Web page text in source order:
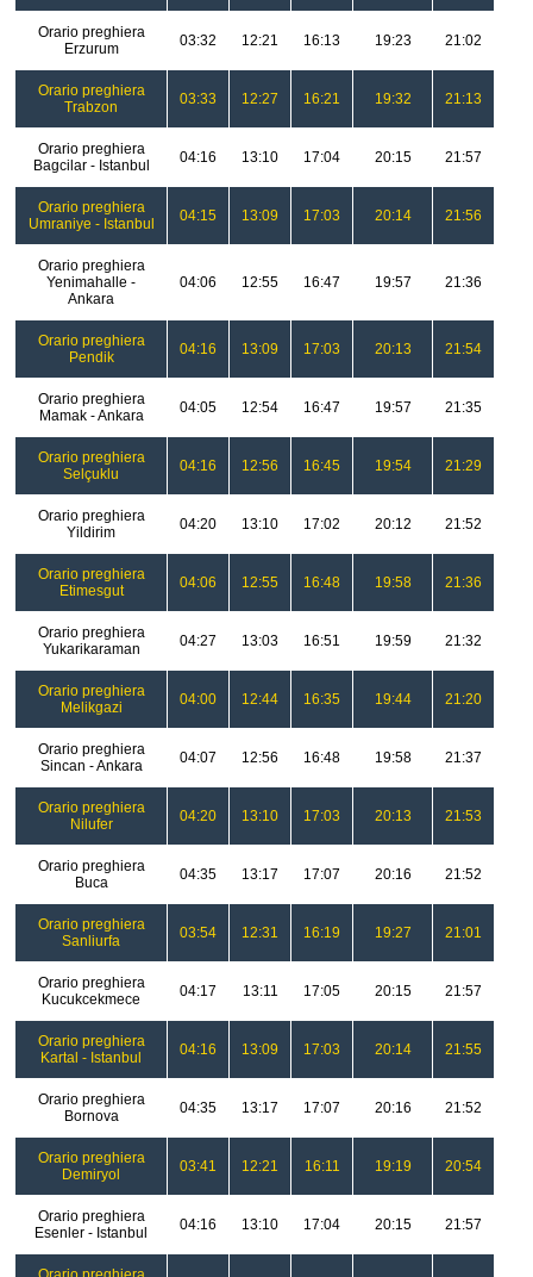
Orario preghiera
Erzurum
03:32 12:21 16:13 19:23 21:02
Orario preghiera
Trabzon
03:33 12:27 16:21 19:32 21:13
Orario preghiera
Bagcilar - Istanbul
04:16 13:10 17:04 20:15 21:57
Orario preghiera
Umraniye - Istanbul
04:15 13:09 17:03 20:14 21:56
Orario preghiera
Yenimahalle -
Ankara
04:06 12:55 16:47 19:57 21:36
Orario preghiera
Pendik
04:16 13:09 17:03 20:13 21:54
Orario preghiera
Mamak - Ankara
04:05 12:54 16:47 19:57 21:35
Orario preghiera
Selçuklu
04:16 12:56 16:45 19:54 21:29
Orario preghiera
Yildirim
04:20 13:10 17:02 20:12 21:52
Orario preghiera
Etimesgut
04:06 12:55 16:48 19:58 21:36
Orario preghiera
Yukarikaraman
04:27 13:03 16:51 19:59 21:32
Orario preghiera
Melikgazi
04:00 12:44 16:35 19:44 21:20
Orario preghiera
Sincan - Ankara
04:07 12:56 16:48 19:58 21:37
Orario preghiera
Nilufer
04:20 13:10 17:03 20:13 21:53
Orario preghiera
Buca
04:35 13:17 17:07 20:16 21:52
Orario preghiera
Sanliurfa
03:54 12:31 16:19 19:27 21:01
Orario preghiera
Kucukcekmece
04:17 13:11 17:05 20:15 21:57
Orario preghiera
Kartal - Istanbul
04:16 13:09 17:03 20:14 21:55
Orario preghiera
Bornova
04:35 13:17 17:07 20:16 21:52
Orario preghiera
Demiryol
03:41 12:21 16:11 19:19 20:54
Orario preghiera
Esenler - Istanbul
04:16 13:10 17:04 20:15 21:57